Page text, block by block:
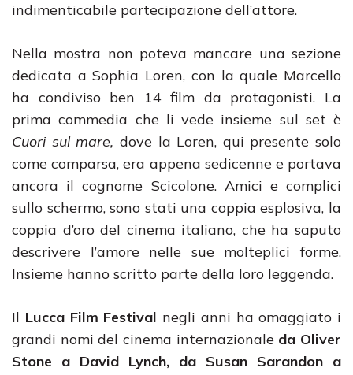
indimenticabile partecipazione dell’attore.
Nella mostra non poteva mancare una sezione
dedicata a Sophia Loren, con la quale Marcello
ha condiviso ben 14 film da protagonisti. La
prima commedia che li vede insieme sul set è
Cuori sul mare, dove la Loren, qui presente solo
come comparsa, era appena sedicenne e portava
ancora il cognome Scicolone. Amici e complici
sullo schermo, sono stati una coppia esplosiva, la
coppia d’oro del cinema italiano, che ha saputo
descrivere l’amore nelle sue molteplici forme.
Insieme hanno scritto parte della loro leggenda.
Il Lucca Film Festival negli anni ha omaggiato i
grandi nomi del cinema internazionale da Oliver
Stone a David Lynch, da Susan Sarandon a